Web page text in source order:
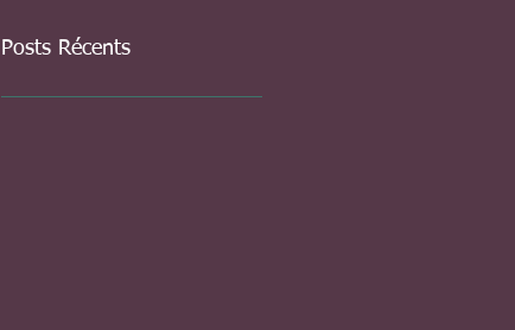
Posts Récents